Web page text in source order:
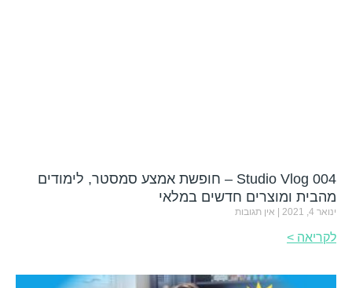
Studio Vlog 004 – חופשת אמצע סמסטר, לימודים
מהבית ומוצרים חדשים במלאי
ינואר 4, 2021 אין תגובות
לקריאה >